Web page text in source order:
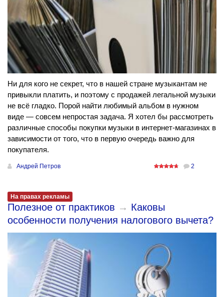
Ни для кого не секрет, что в нашей стране музыкантам не
привыкли платить, и поэтому с продажей легальной музыки
не всё гладко. Порой найти любимый альбом в нужном
виде — совсем непростая задача. Я хотел бы рассмотреть
различные способы покупки музыки в интернет-магазинах в
зависимости от того, что в первую очередь важно для
покупателя.
Андрей Петров 2
На правах рекламы
Полезное от практиков → Каковы
особенности получения налогового вычета?